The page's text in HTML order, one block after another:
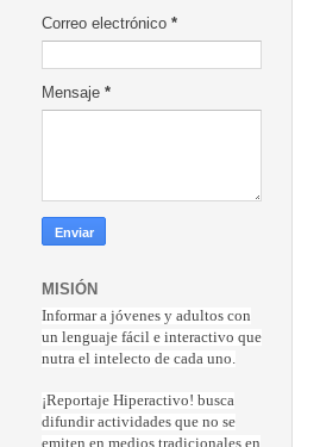
Correo electrónico *
Mensaje *
MISIÓN
Informar a jóvenes y adultos con
un lenguaje fácil e interactivo que
nutra el intelecto de cada uno.
¡Reportaje Hiperactivo! busca
difundir actividades que no se
emiten en medios tradicionales en